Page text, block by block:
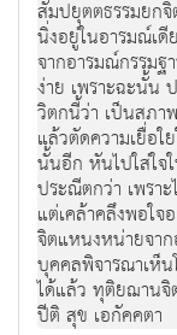
สัมปยุตตธรรมยก
นิ่งอยู่ในอารมณ์เ
จากอารมณ์กรรม
ง่าย เพราะฉะนั้น
วิตกนี้ว่า เป็นสภ
แล้วตัดความเยื่อใ
นั้นอีก หันไปใส่ใจ
ประณีตกว่า เพรา
แต่เคล้าคลึงพอใจ
จิตแหนงหน่ายจา
บุคคลพิจารณาเห็
ได้แล้ว ทุติยฌาน
ปีติ สุข เอกัคคตา